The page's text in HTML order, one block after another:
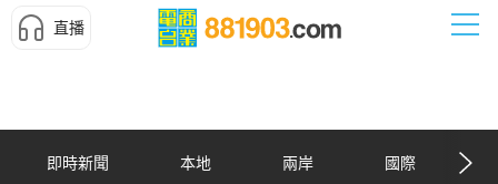
直播
即時新聞 本地 兩岸 國際